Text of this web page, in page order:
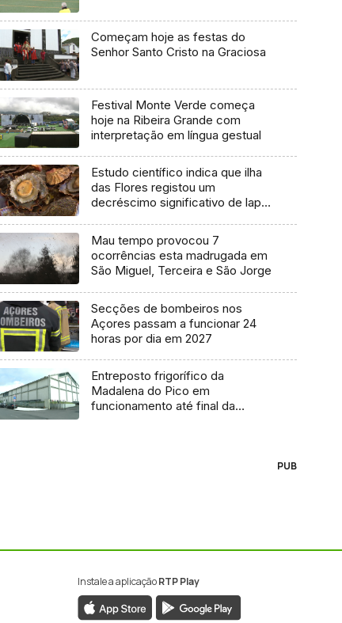
Começam hoje as festas do
Senhor Santo Cristo na Graciosa
Festival Monte Verde começa
hoje na Ribeira Grande com
interpretação em língua gestual
Estudo científico indica que ilha
das Flores registou um
decréscimo significativo de lapa-
Mau tempo provocou 7
ocorrências esta madrugada em
São Miguel, Terceira e São Jorge
Secções de bombeiros nos
Açores passam a funcionar 24
horas por dia em 2027
Entreposto frigorífico da
Madalena do Pico em
funcionamento até final da
PUB
Instale a aplicaçãoRTP Play